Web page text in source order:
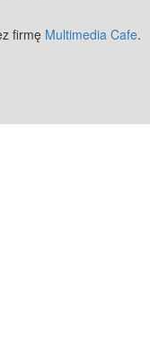
firmę Multimedia Cafe.